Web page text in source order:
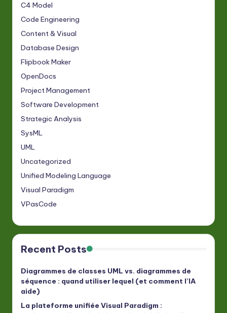
C4 Model
Code Engineering
Content & Visual
Database Design
Flipbook Maker
OpenDocs
Project Management
Software Development
Strategic Analysis
SysML
UML
Uncategorized
Unified Modeling Language
Visual Paradigm
VPasCode
Recent Posts
Diagrammes de classes UML vs. diagrammes de
séquence : quand utiliser lequel (et comment l’IA
aide)
La plateforme unifiée Visual Paradigm :